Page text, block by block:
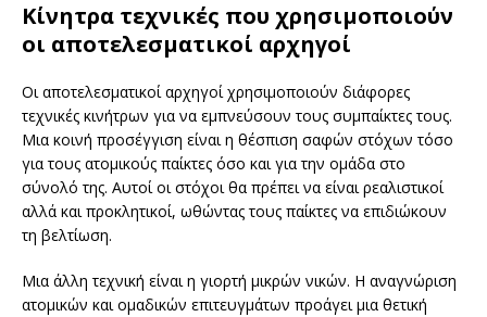
Κίνητρα τεχνικές που χρησιμοποιούν
οι αποτελεσματικοί αρχηγοί
Οι αποτελεσματικοί αρχηγοί χρησιμοποιούν διάφορες
τεχνικές κινήτρων για να εμπνεύσουν τους συμπαίκτες τους.
Μια κοινή προσέγγιση είναι η θέσπιση σαφών στόχων τόσο
για τους ατομικούς παίκτες όσο και για την ομάδα στο
σύνολό της. Αυτοί οι στόχοι θα πρέπει να είναι ρεαλιστικοί
αλλά και προκλητικοί, ωθώντας τους παίκτες να επιδιώκουν
τη βελτίωση.
Μια άλλη τεχνική είναι η γιορτή μικρών νικών. Η αναγνώριση
ατομικών και ομαδικών επιτευγμάτων προάγει μια θετική